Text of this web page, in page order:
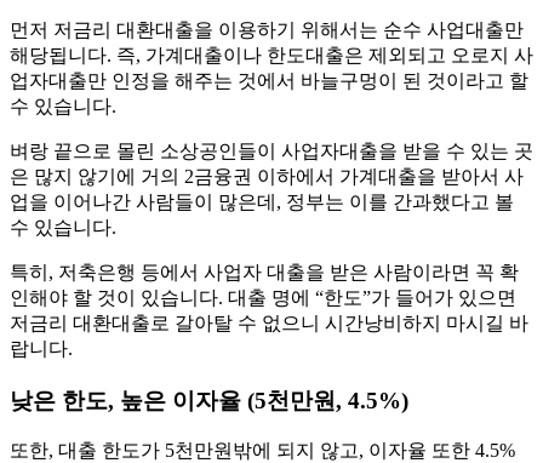
먼저 저금리 대환대출을 이용하기 위해서는 순수 사업대출만
해당됩니다. 즉, 가계대출이나 한도대출은 제외되고 오로지 사
업자대출만 인정을 해주는 것에서 바늘구멍이 된 것이라고 할
수 있습니다.
벼랑 끝으로 몰린 소상공인들이 사업자대출을 받을 수 있는 곳
은 많지 않기에 거의 2금융권 이하에서 가계대출을 받아서 사
업을 이어나간 사람들이 많은데, 정부는 이를 간과했다고 볼
수 있습니다.
특히, 저축은행 등에서 사업자 대출을 받은 사람이라면 꼭 확
인해야 할 것이 있습니다. 대출 명에 “한도”가 들어가 있으면
저금리 대환대출로 갈아탈 수 없으니 시간낭비하지 마시길 바
랍니다.
낮은 한도, 높은 이자율 (5천만원, 4.5%)
또한, 대출 한도가 5천만원밖에 되지 않고, 이자율 또한 4.5%